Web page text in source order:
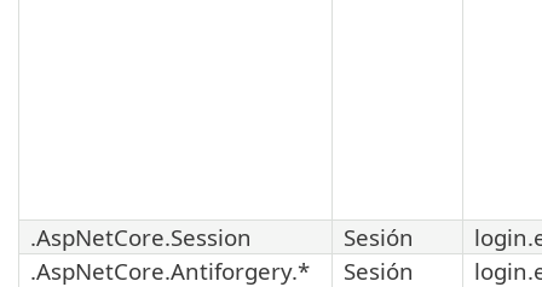
.AspNetCore.Session Sesión
.AspNetCore.Antiforgery.*
Sesión